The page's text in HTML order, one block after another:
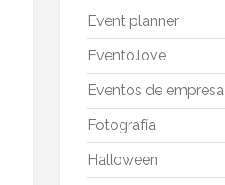
Event planner
Evento.love
Eventos de empresa
Fotografía
Halloween